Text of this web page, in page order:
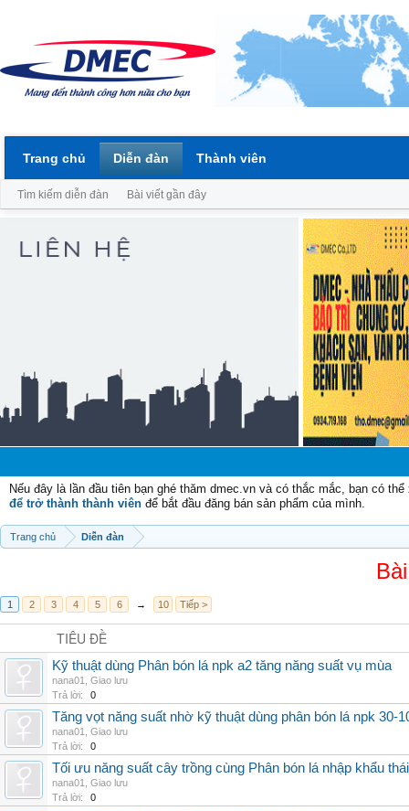
Nếu đây là lần đầu tiên bạn ghé thăm dmec.vn và có thắc mắc, bạn có
để trở thành thành viên để bắt đầu đăng bán sản phẩm của mình.
Trang chủ Diễn đàn
1 2 3 4 5 6 → 10 Tiếp >
TIÊU ĐỀ
Kỹ thuật dùng Phân bón lá npk a2 tăng năng suất vụ mùa
nana01
Giao lưu
Trả lời:
0
Tăng vọt năng suất nhờ kỹ thuật dùng phân bón lá npk 30-
nana01
Giao lưu
Trả lời:
0
Tối ưu năng suất cây trồng cùng Phân bón lá nhập khẩu
nana01
Giao lưu
Trả lời:
0
Trang chủ Diễn đàn
Tìm kiếm diễn đàn Bài viết gần đây
Thành viên